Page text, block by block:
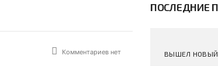
Комментариев нет
ПОСЛЕДНИЕ
ВЫШЕЛ НОВЫЙ